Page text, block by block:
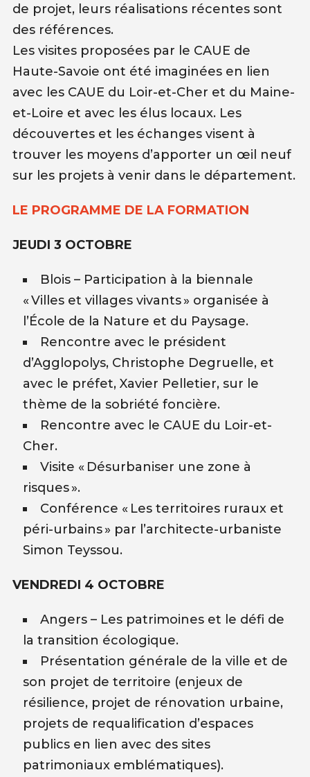
de projet, leurs réalisations récentes sont
des références.
Les visites proposées par le CAUE de
Haute-Savoie ont été imaginées en lien
avec les CAUE du Loir-et-Cher et du Maine-
et-Loire et avec les élus locaux. Les
découvertes et les échanges visent à
trouver les moyens d’apporter un œil neuf
sur les projets à venir dans le département.
LE PROGRAMME DE LA FORMATION
JEUDI 3 OCTOBRE
Blois – Participation à la biennale
« Villes et villages vivants » organisée à
l’École de la Nature et du Paysage.
Rencontre avec le président
d’Agglopolys, Christophe Degruelle, et
avec le préfet, Xavier Pelletier, sur le
thème de la sobriété foncière.
Rencontre avec le CAUE du Loir-et-
Cher.
Visite « Désurbaniser une zone à
risques ».
Conférence « Les territoires ruraux et
péri-urbains » par l’architecte-urbaniste
Simon Teyssou.
VENDREDI 4 OCTOBRE
Angers – Les patrimoines et le défi de
la transition écologique.
Présentation générale de la ville et de
son projet de territoire (enjeux de
résilience, projet de rénovation urbaine,
projets de requalification d’espaces
publics en lien avec des sites
patrimoniaux emblématiques).